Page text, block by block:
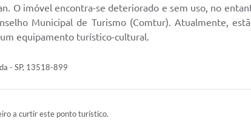
O imóvel encontra-se deteriorado e sem uso, no
Municipal de Turismo (Comtur). Atualmente,
equipamento turístico-cultural.
- SP, 13518-899
a curtir este ponto turístico.